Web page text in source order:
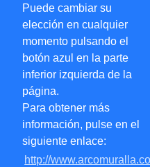
Puede cambiar su
elección en cualquier
momento pulsando el
botón azul en la parte
inferior izquierda de la
página.
Para obtener más
información, pulse en el
siguiente enlace:
http://